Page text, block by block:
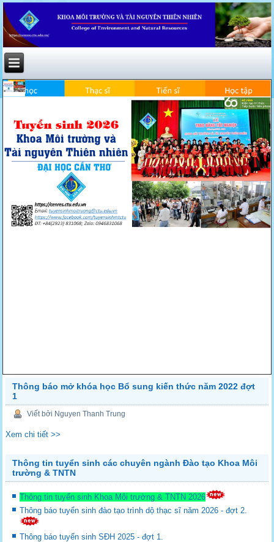
Thông báo mở khóa học Bổ sung kiến thức năm 2022 đợt
1
Viết bởi Nguyen Thanh Trung
Xem chi tiết >>
Thông tin tuyển sinh các chuyên ngành Đào tạo Khoa Môi
trường & TNTN
Thông tin tuyển sinh Khoa Môi trường & TNTN 2026
Thông báo tuyển sinh đào tạo trình dộ thạc sĩ năm 2026 - đợt 2.
Thông báo tuyển sinh SĐH 2025 - đợt 1.